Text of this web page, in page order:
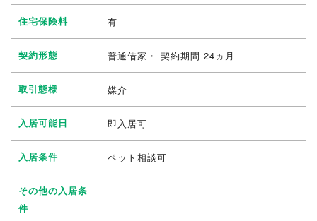
住宅保険料 有
契約形態 普通借家・ 契約期間 24ヵ月
取引態様 媒介
入居可能日 即入居可
入居条件 ペット相談可
その他の入居条
件